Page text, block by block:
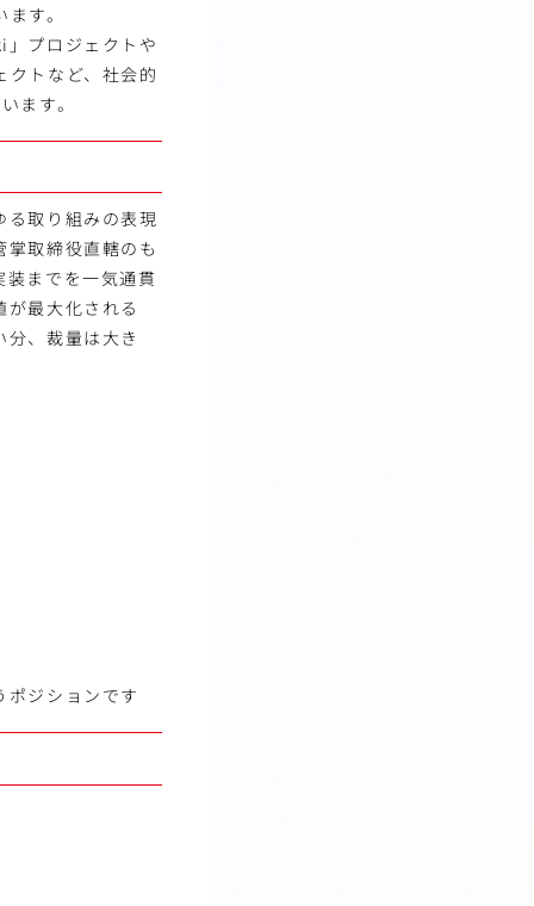
す。
プロジェクトや
トなど、社会的
ます。
る取り組みの表現
取締役直轄のも
までを一気通貫
最大化される
、裁量は大き
ジションです